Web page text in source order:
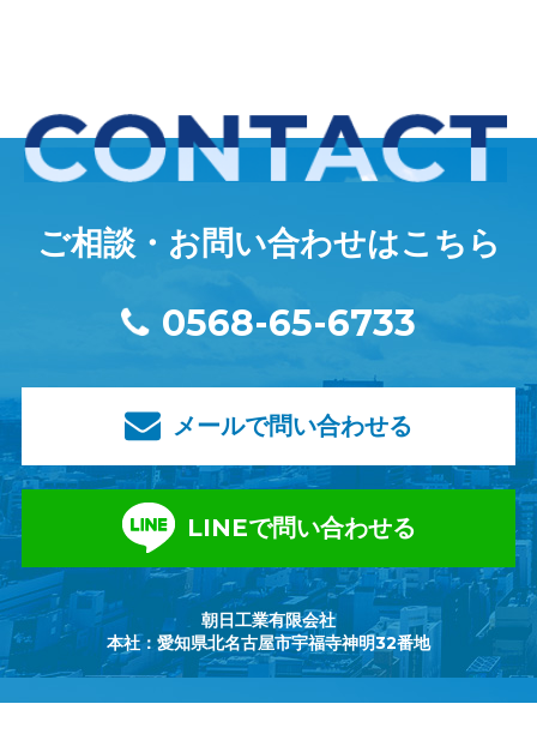
ご相談・お問い合わせはこちら
0568-65-6733
メールで問い合わせる
LINEで問い合わせる
朝日工業有限会社
本社：愛知県北名古屋市宇福寺神明32番地